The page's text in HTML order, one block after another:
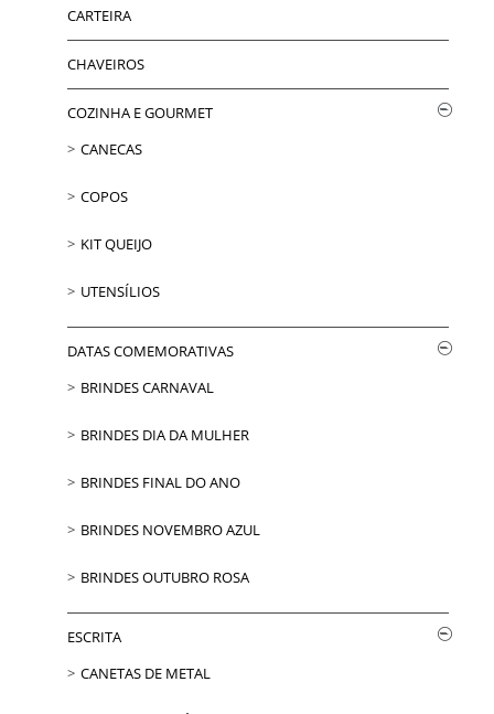
CARTEIRA
CHAVEIROS
COZINHA E GOURMET
CANECAS
COPOS
KIT QUEIJO
UTENSÍLIOS
DATAS COMEMORATIVAS
BRINDES CARNAVAL
BRINDES DIA DA MULHER
BRINDES FINAL DO ANO
BRINDES NOVEMBRO AZUL
BRINDES OUTUBRO ROSA
ESCRITA
CANETAS DE METAL